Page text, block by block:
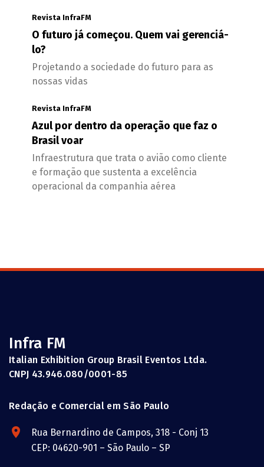
Revista InfraFM
O futuro já começou. Quem vai gerenciá-
lo?
Projetando a sociedade do futuro para as
nossas vidas
Revista InfraFM
Azul por dentro da operação que faz o
Brasil voar
Infraestrutura que trata o avião como cliente
e formação que sustenta a excelência
operacional da companhia aérea
Infra FM
Italian Exhibition Group Brasil Eventos Ltda.
CNPJ 43.946.080/0001-85
Redação e Comercial em São Paulo
Rua Bernardino de Campos, 318 - Conj 13
CEP: 04620-901 – São Paulo – SP